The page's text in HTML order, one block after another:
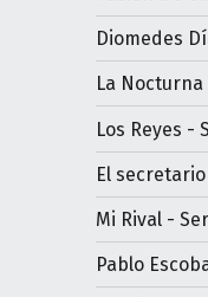
Diomedes
La Nocturna
Los Reyes -
El
Mi Rival -
Pablo